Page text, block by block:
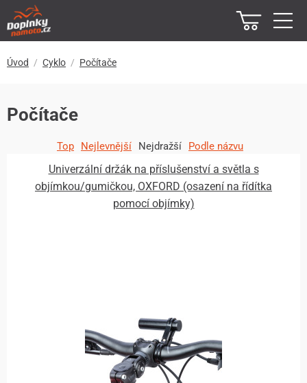
Úvod Cyklo Počítače
Počítače
Top Nejlevnější Nejdražší Podle názvu
Univerzální držák na příslušenství a světla s
objímkou/gumičkou, OXFORD (osazení na řídítka
pomocí objímky)